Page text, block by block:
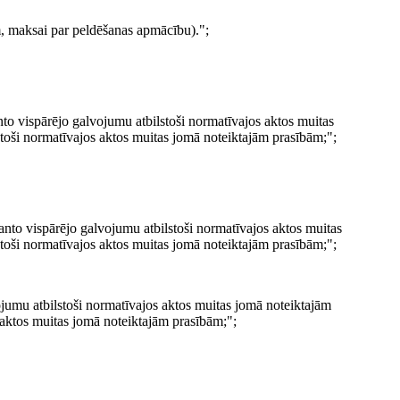
par peldēšanas apmācību).";
vispārējo galvojumu atbilstoši normatīvajos aktos muitas
normatīvajos aktos muitas jomā noteiktajām prasībām;";
vispārējo galvojumu atbilstoši normatīvajos aktos muitas
normatīvajos aktos muitas jomā noteiktajām prasībām;";
atbilstoši normatīvajos aktos muitas jomā noteiktajām
muitas jomā noteiktajām prasībām;";